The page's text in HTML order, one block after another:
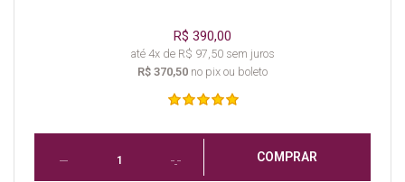
R$ 390,00
até 4x de R$ 97,50 sem juros
R$ 370,50 no pix ou boleto
COMPRAR